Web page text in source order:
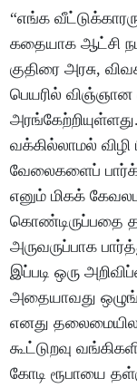
“எங்க
கதையாக ஆட்சி
குதிரை அரசு,
பெயரில்
வக்கில்லாமல் விழி
வேலைகளைப்
எனும் மிகக்
கொண்டிருப்பதை
அருவருப்பாக
இப்படி ஒரு
அதையாவது
எனது
கூட்டுறவு
கோடி ரூபாயை